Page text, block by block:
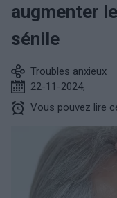
augmenter
sénile
Troubles anxieux
22-11-2024,
Vous pouvez lire